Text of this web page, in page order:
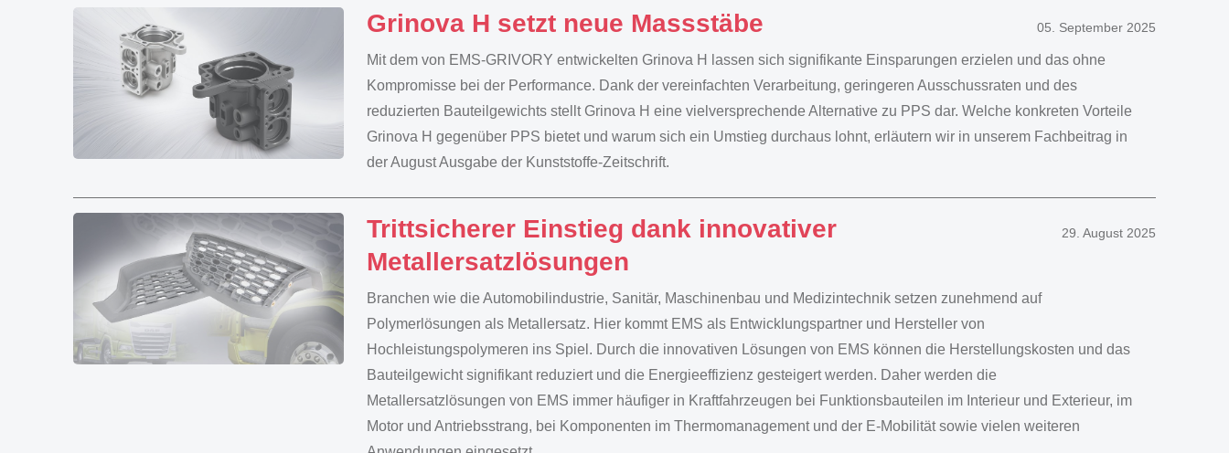
Grinova H setzt neue Massstäbe 05. September 2025
Mit dem von EMS-GRIVORY entwickelten Grinova H lassen sich signifikante Einsparungen erzielen und das ohne
Kompromisse bei der Performance. Dank der vereinfachten Verarbeitung, geringeren Ausschussraten und des
reduzierten Bauteilgewichts stellt Grinova H eine vielversprechende Alternative zu PPS dar. Welche konkreten Vorteile
Grinova H gegenüber PPS bietet und warum sich ein Umstieg durchaus lohnt, erläutern wir in unserem Fachbeitrag in
der August Ausgabe der Kunststoffe-Zeitschrift.
Trittsicherer Einstieg dank innovativer
Metallersatzlösungen
29. August 2025
Branchen wie die Automobilindustrie, Sanitär, Maschinenbau und Medizintechnik setzen zunehmend auf
Polymerlösungen als Metallersatz. Hier kommt EMS als Entwicklungspartner und Hersteller von
Hochleistungspolymeren ins Spiel. Durch die innovativen Lösungen von EMS können die Herstellungskosten und das
Bauteilgewicht signifikant reduziert und die Energieeffizienz gesteigert werden. Daher werden die
Metallersatzlösungen von EMS immer häufiger in Kraftfahrzeugen bei Funktionsbauteilen im Interieur und Exterieur, im
Motor und Antriebsstrang, bei Komponenten im Thermomanagement und der E-Mobilität sowie vielen weiteren